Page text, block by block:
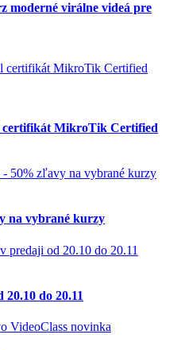
moderné virálne videá pre
certifikát MikroTik Certified
na vybrané kurzy
do 20.11
novinka